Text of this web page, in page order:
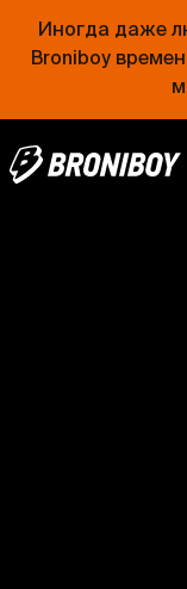
Иногда даже
Broniboy
Магазин для
Крем